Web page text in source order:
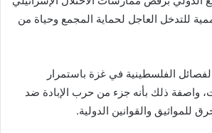
للتدخل العاجل لحماية المجمع وحياة من
الفلسطينية في غزة باستمرار
واصفة ذلك بأنه جزء من حرب الإبادة ضد
للمواثيق والقوانين الدولية.